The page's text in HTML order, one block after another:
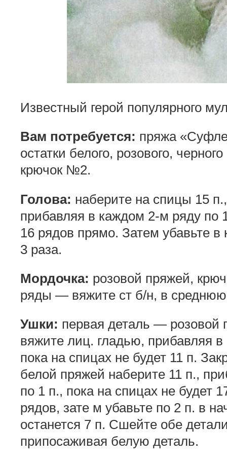
Известный герой популярного
Вам потребуется: пряжа
остатки белого, розового,
крючок №2.
Голова: наберите на спицы 15
прибавляя в каждом 2-м ряду
16 рядов прямо. Затем убавьте
3 раза.
Мордочка: розовой пряжей,
ряды — вяжите ст б/н, в
Ушки: первая деталь — розовой
вяжите лиц. гладью, прибавляя
пока на спицах не будет 11 п.
белой пряжей наберите 11 п.,
по 1 п., пока на спицах не будет
рядов, зате м убавьте по 2 п. в
останется 7 п. Сшейте обе
припосаживая белую деталь.